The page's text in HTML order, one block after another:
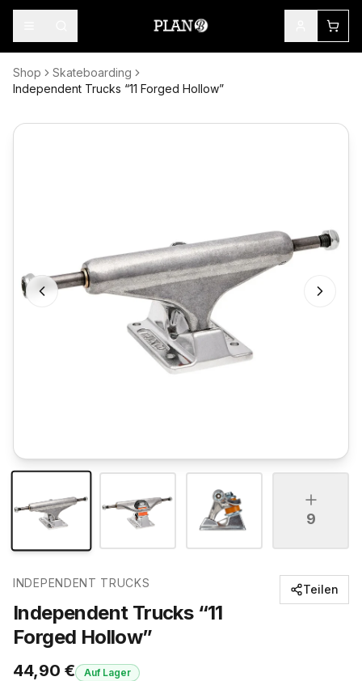
Shop
Skateboarding
Independent Trucks “11 Forged Hollow”
9
INDEPENDENT TRUCKS
Independent Trucks “11
Forged Hollow”
44,90 € Auf Lager
Teilen